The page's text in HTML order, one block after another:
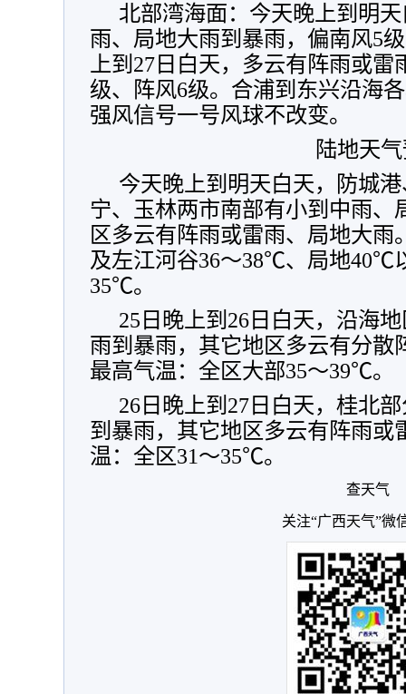
北部湾海面：今天晚上到明
雨、局地大雨到暴雨，偏南风5
上到27日白天，多云有阵雨或
级、阵风6级。合浦到东兴沿海
强风信号一号风球不改变。
陆地天
今天晚上到明天白天，防城
宁、玉林两市南部有小到中雨、
区多云有阵雨或雷雨、局地大雨
及左江河谷36～38℃、局地40℃
35℃。
25日晚上到26日白天，沿海
雨到暴雨，其它地区多云有分散
最高气温：全区大部35～39℃。
26日晚上到27日白天，桂北
到暴雨，其它地区多云有阵雨或
温：全区31～35℃。
查天气
关注“广西天气”微